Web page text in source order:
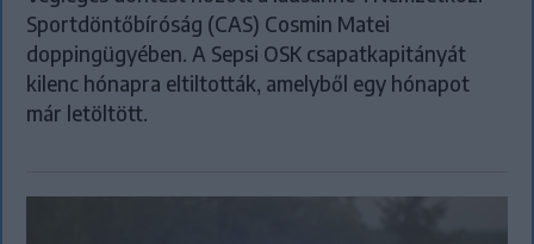
Sportdöntőbíróság (CAS) Cosmin Matei
doppingügyében. A Sepsi OSK csapatkapitányát
kilenc hónapra eltiltották, amelyből egy hónapot
már letöltött.